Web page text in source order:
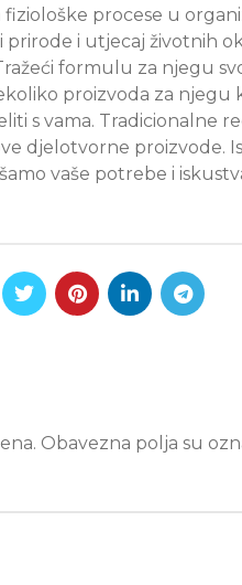
procese u
prirode i utjecaj životnih
formulu za njegu
proizvoda za njegu
s vama. Tradicionalne
djelotvorne proizvode.
vaše potrebe i
Obavezna polja su